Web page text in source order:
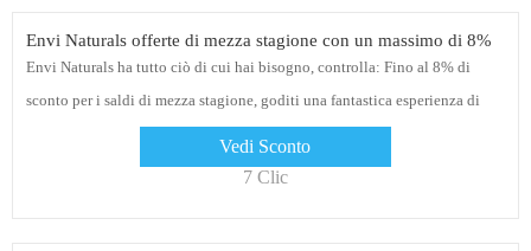
Envi Naturals offerte di mezza stagione con un massimo di 8%
Envi Naturals ha tutto ciò di cui hai bisogno, controlla: Fino al 8% di
sconto per i saldi di mezza stagione, goditi una fantastica esperienza di
Vedi Sconto
7 Clic